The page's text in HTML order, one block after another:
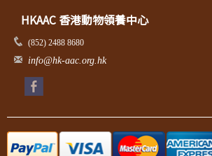
HKAAC 香港動物領養中心
(852) 2488 8680
info@hk-aac.org.hk